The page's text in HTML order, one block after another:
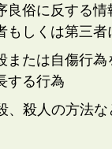
良俗に反する
もしくは第三
または自傷行
する行為
、殺人の方法